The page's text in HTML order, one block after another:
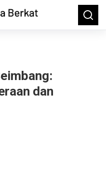
Search
for:
dan